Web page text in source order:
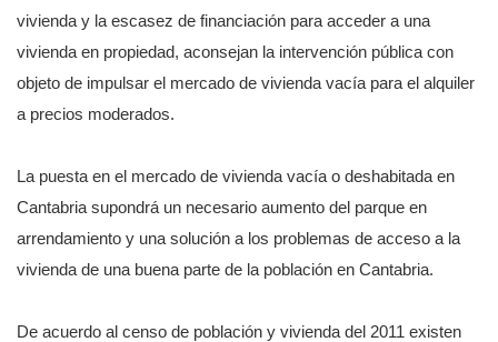
vivienda y la escasez de financiación para acceder a una
vivienda en propiedad, aconsejan la intervención pública con
objeto de impulsar el mercado de vivienda vacía para el alquiler
a precios moderados.
La puesta en el mercado de vivienda vacía o deshabitada en
Cantabria supondrá un necesario aumento del parque en
arrendamiento y una solución a los problemas de acceso a la
vivienda de una buena parte de la población en Cantabria.
De acuerdo al censo de población y vivienda del 2011 existen